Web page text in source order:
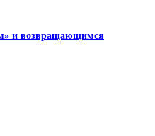
и возвращающимся